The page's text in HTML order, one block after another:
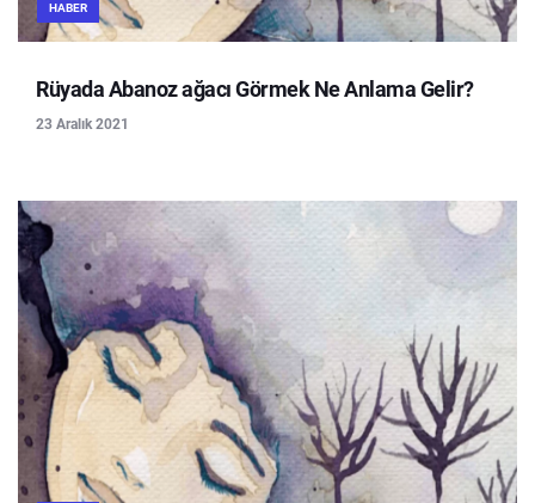
HABER
Rüyada Abanoz ağacı Görmek Ne Anlama Gelir?
23 Aralık 2021